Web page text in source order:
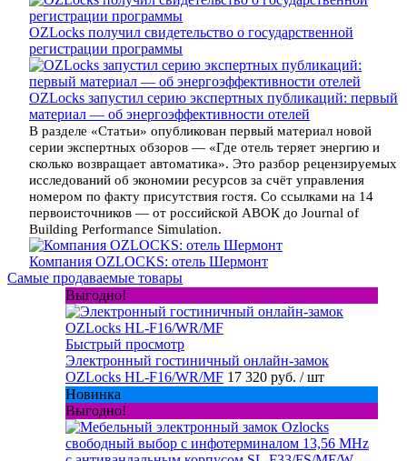
OZLocks получил свидетельство о государственной
регистрации программы
OZLocks запустил серию экспертных публикаций: первый
материал — об энергоэффективности отелей
В разделе «Статьи» опубликован первый материал новой
серии экспертных обзоров — «Где отель теряет энергию и
сколько возвращает автоматика». Это разбор рецензируемых
исследований об экономии ресурсов за счёт управления
номером по факту присутствия гостя. Со ссылками на 14
первоисточников — от российской АВОК до Journal of
Building Performance Simulation.
Компания OZLOCKS: отель Шермонт
Самые продаваемые товары
Выгодно!
Быстрый просмотр
Электронный гостиничный онлайн-замок
OZLocks HL-F16/WR/MF 17 320 руб. / шт
Новинка
Выгодно!